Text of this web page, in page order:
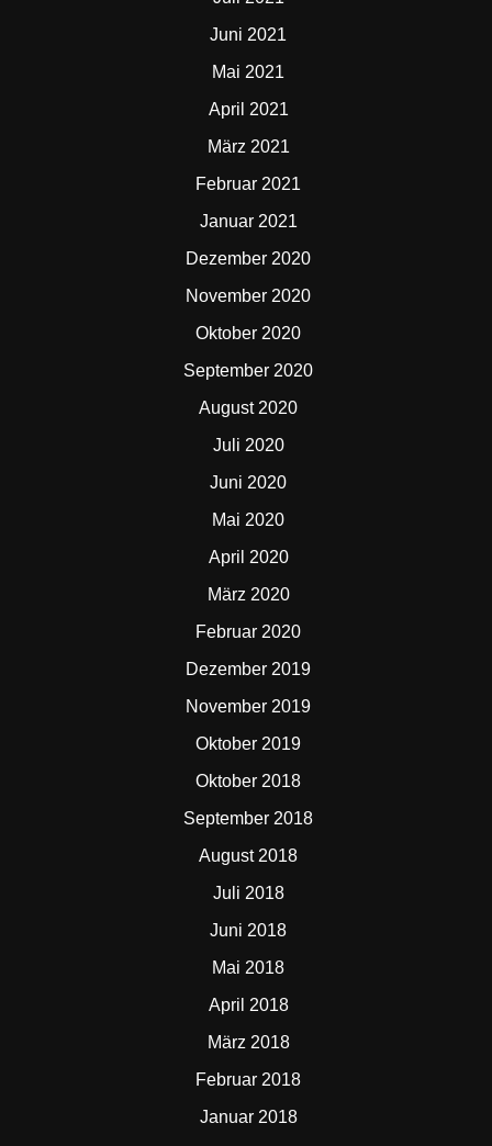
Juni 2021
Mai 2021
April 2021
März 2021
Februar 2021
Januar 2021
Dezember 2020
November 2020
Oktober 2020
September 2020
August 2020
Juli 2020
Juni 2020
Mai 2020
April 2020
März 2020
Februar 2020
Dezember 2019
November 2019
Oktober 2019
Oktober 2018
September 2018
August 2018
Juli 2018
Juni 2018
Mai 2018
April 2018
März 2018
Februar 2018
Januar 2018